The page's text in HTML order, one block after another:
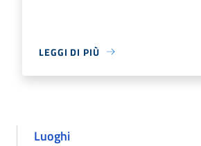
LEGGI DI PIÙ
Luoghi